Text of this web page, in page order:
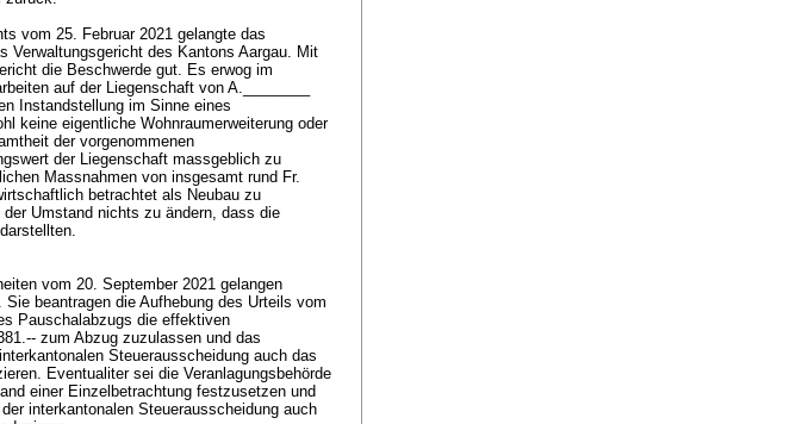
vom 25. Februar 2021 gelangte das
Verwaltungsgericht des Kantons Aargau. Mit
die Beschwerde gut. Es erwog im
auf der Liegenschaft von A.________
Instandstellung im Sinne eines
keine eigentliche Wohnraumerweiterung oder
der vorgenommenen
der Liegenschaft massgeblich zu
Massnahmen von insgesamt rund Fr.
betrachtet als Neubau zu
Umstand nichts zu ändern, dass die
vom 20. September 2021 gelangen
beantragen die Aufhebung des Urteils vom
Pauschalabzugs die effektiven
zum Abzug zuzulassen und das
Steuerausscheidung auch das
Eventualiter sei die Veranlagungsbehörde
einer Einzelbetrachtung festzusetzen und
interkantonalen Steuerausscheidung auch